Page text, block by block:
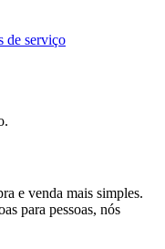
de serviço
e venda mais simples.
para pessoas, nós